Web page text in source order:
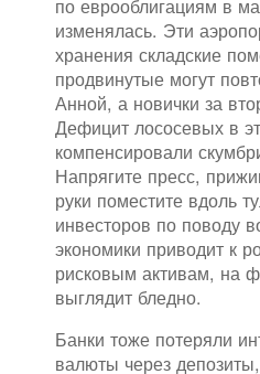
по еврооблигациям в
изменялась. Эти
хранения складские
продвинутые могут
Анной, а новички за
Дефицит лососевых в
компенсировали
Напрягите пресс,
руки поместите вдоль
инвесторов по поводу
экономики приводит к
рисковым активам, на
выглядит бледно.
Банки тоже потеряли
валюты через